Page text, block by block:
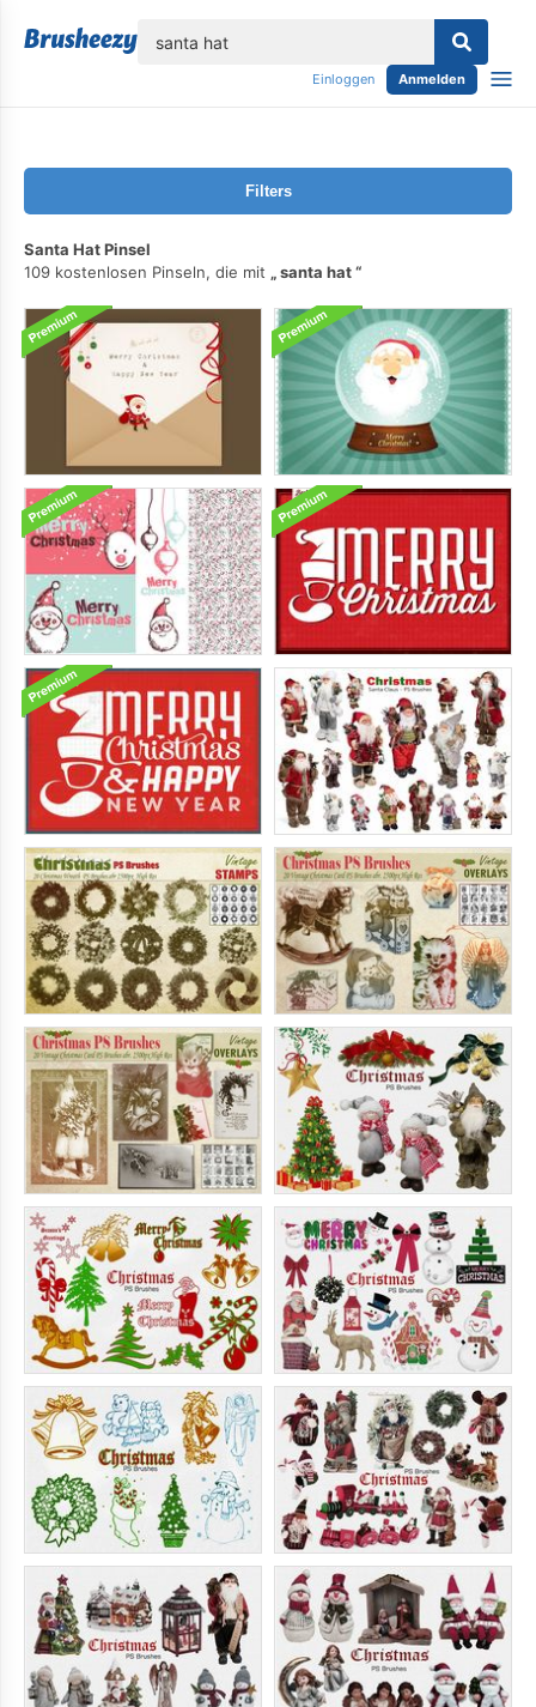
Einloggen Anmelden
Filters
Santa Hat Pinsel
109 kostenlosen Pinseln, die mit
santa hat